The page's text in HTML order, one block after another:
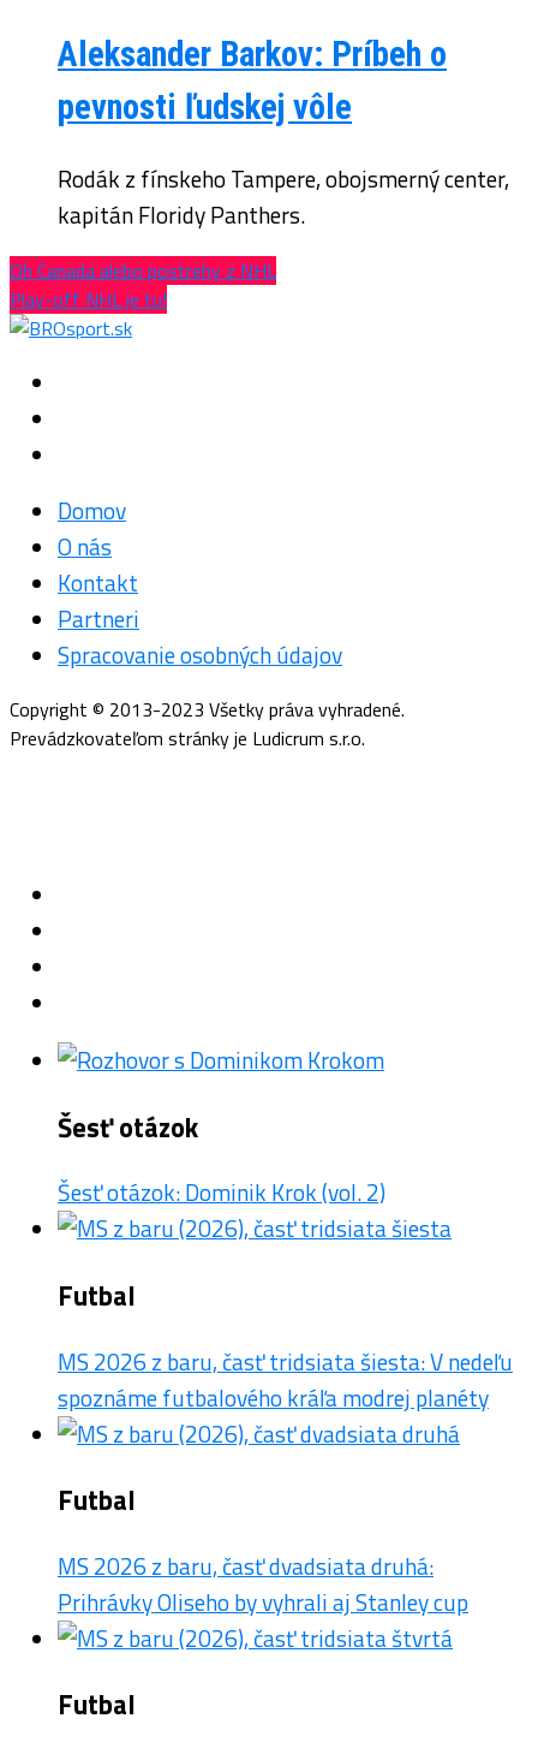
Aleksander Barkov: Príbeh o
pevnosti ľudskej vôle
Rodák z fínskeho Tampere, obojsmerný center,
kapitán Floridy Panthers.
Oh Canada alebo postrehy z NHL
Play-off NHL je tu!
Domov
O nás
Kontakt
Partneri
Spracovanie osobných údajov
Copyright © 2013-2023 Všetky práva vyhradené.
Prevádzkovateľom stránky je Ludicrum s.r.o.
Šesť otázok
Šesť otázok: Dominik Krok (vol. 2)
Futbal
MS 2026 z baru, časť tridsiata šiesta: V nedeľu
spoznáme futbalového kráľa modrej planéty
Futbal
MS 2026 z baru, časť dvadsiata druhá:
Prihrávky Oliseho by vyhrali aj Stanley cup
Futbal